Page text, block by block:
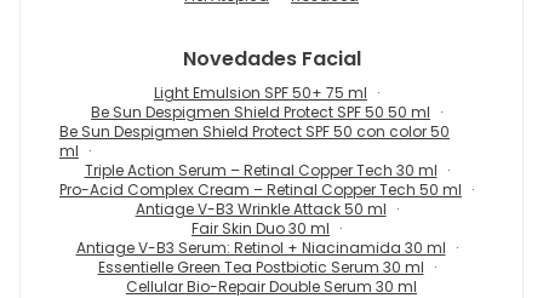
Novedades Facial
Light Emulsion SPF 50+ 75 ml
Be Sun Despigmen Shield Protect SPF 50 50 ml
Be Sun Despigmen Shield Protect SPF 50 con color 50
ml
Triple Action Serum – Retinal Copper Tech 30 ml
Pro-Acid Complex Cream – Retinal Copper Tech 50 ml
Antiage V-B3 Wrinkle Attack 50 ml
Fair Skin Duo 30 ml
Antiage V-B3 Serum: Retinol + Niacinamida 30 ml
Essentielle Green Tea Postbiotic Serum 30 ml
Cellular Bio-Repair Double Serum 30 ml